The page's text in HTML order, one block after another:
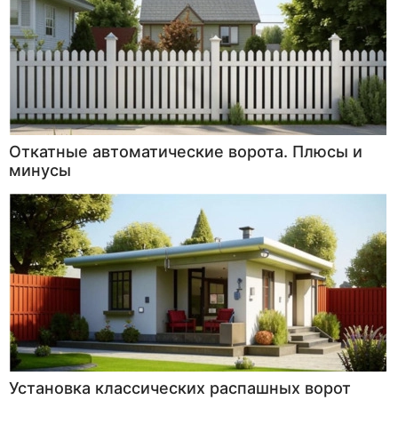
Откатные автоматические ворота. Плюсы и
минусы
Установка классических распашных ворот